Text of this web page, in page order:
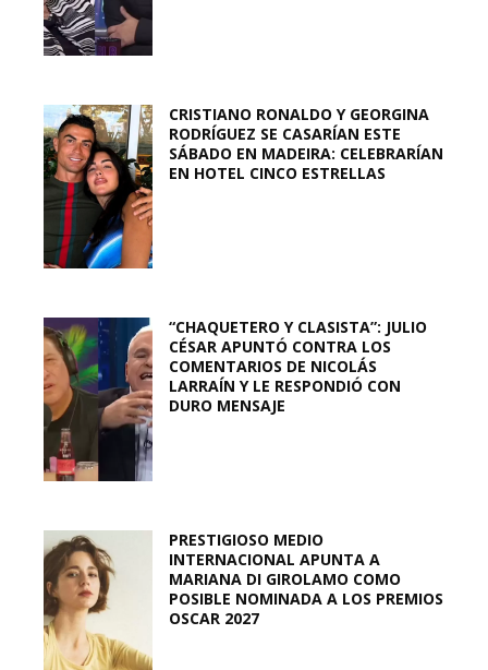
CRISTIANO RONALDO Y GEORGINA
RODRÍGUEZ SE CASARÍAN ESTE
SÁBADO EN MADEIRA: CELEBRARÍAN
EN HOTEL CINCO ESTRELLAS
“CHAQUETERO Y CLASISTA”: JULIO
CÉSAR APUNTÓ CONTRA LOS
COMENTARIOS DE NICOLÁS
LARRAÍN Y LE RESPONDIÓ CON
DURO MENSAJE
PRESTIGIOSO MEDIO
INTERNACIONAL APUNTA A
MARIANA DI GIROLAMO COMO
POSIBLE NOMINADA A LOS PREMIOS
OSCAR 2027